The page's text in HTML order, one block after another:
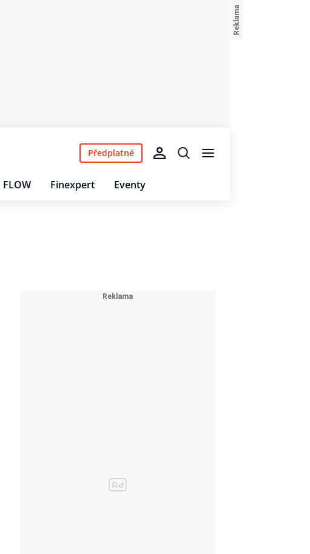
FLOW Finexpert Eventy
Předplatné